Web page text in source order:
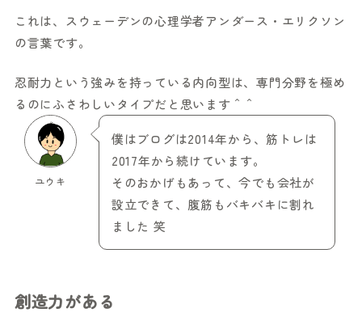
これは、スウェーデンの心理学者アンダース・エリクソン
の言葉です。
忍耐力という強みを持っている内向型は、専門分野を極め
るのにふさわしいタイプだと思います＾＾
ユウキ
僕はブログは2014年から、筋トレは
2017年から続けています。
そのおかげもあって、今でも会社が
設立できて、腹筋もバキバキに割れ
ました 笑
創造力がある